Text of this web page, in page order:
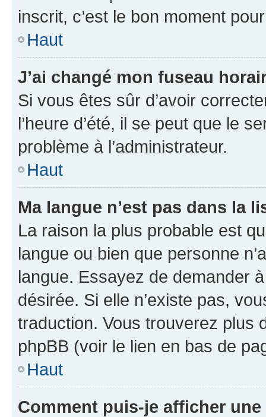
inscrit, c’est le bon moment
Haut
J’ai changé mon fuseau
Si vous êtes sûr d’avoir
l’heure d’été, il se peut que le
problème à l’administrateur.
Haut
Ma langue n’est pas dans la
La raison la plus probable est
langue ou bien que personne
langue. Essayez de demander
désirée. Si elle n’existe pas,
traduction. Vous trouverez plus
phpBB (voir le lien en bas de
Haut
Comment puis-je afficher